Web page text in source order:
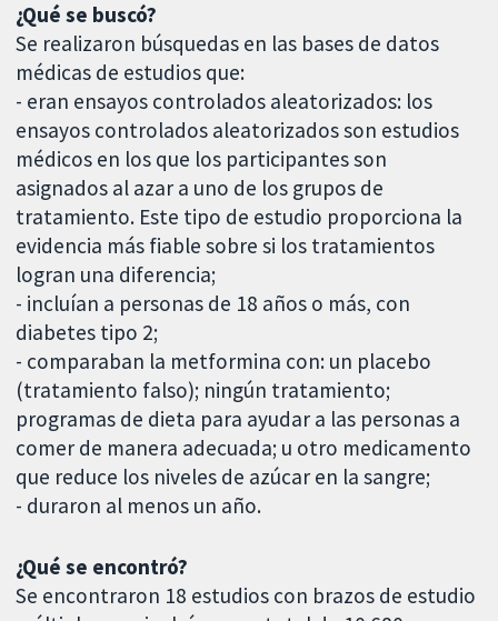
¿Qué se buscó?
Se realizaron búsquedas en las bases de datos
médicas de estudios que:
- eran ensayos controlados aleatorizados: los
ensayos controlados aleatorizados son estudios
médicos en los que los participantes son
asignados al azar a uno de los grupos de
tratamiento. Este tipo de estudio proporciona la
evidencia más fiable sobre si los tratamientos
logran una diferencia;
- incluían a personas de 18 años o más, con
diabetes tipo 2;
- comparaban la metformina con: un placebo
(tratamiento falso); ningún tratamiento;
programas de dieta para ayudar a las personas a
comer de manera adecuada; u otro medicamento
que reduce los niveles de azúcar en la sangre;
- duraron al menos un año.
¿Qué se encontró?
Se encontraron 18 estudios con brazos de estudio